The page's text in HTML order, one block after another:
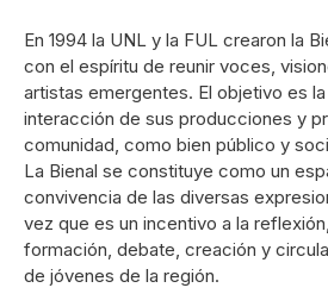
En 1994 la UNL y la FUL crearon la
con el espíritu de reunir voces,
artistas emergentes. El objetivo es
interacción de sus producciones y
comunidad, como bien público y
La Bienal se constituye como un
convivencia de las diversas
vez que es un incentivo a la
formación, debate, creación y
de jóvenes de la región.